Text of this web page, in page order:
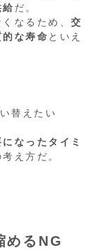
だ。
なるため、交
な寿命 といえ
替えたい
なったタイミ
え方だ。
めるNG